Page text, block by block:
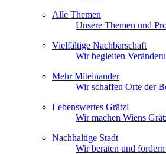
Alle Themen
Unsere Themen und
Vielfältige Nachbarschaft
Wir begleiten
Mehr Miteinander
Wir schaffen Orte der
Lebenswertes Grätzl
Wir machen Wiens
Nachhaltige Stadt
Wir beraten und